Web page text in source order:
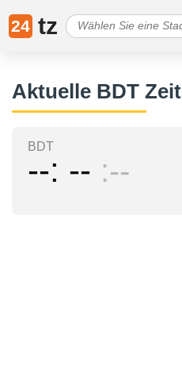
24 tz
Aktuelle BDT Zeit
BDT
-- -- --